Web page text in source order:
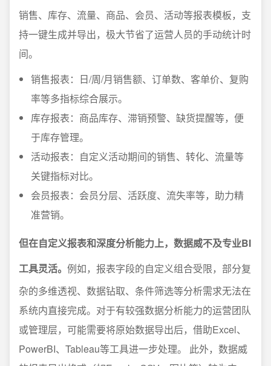
销售、库存、流量、商品、会员、活动等报表模板，支
持一键生成并导出，极大节省了运营人员的手动统计时
间。
销售报表：日/周/月销售额、订单数、客单价、复购
率等多指标综合展示。
库存报表：商品库存、滞销预警、缺货提醒等，便
于库存管理。
活动报表：自定义活动期间的销售、转化、流量等
关键指标对比。
会员报表：会员分层、活跃度、流失率等，助力精
准营销。
但在自定义报表和深度分析能力上，数据威不及专业BI
工具灵活。 例如，报表字段的自定义组合受限，部分复
杂的多维透视、数据钻取、条件筛选等分析需求无法在
系统内直接完成。对于有较强数据分析能力的运营团队
或管理层，可能需要将原始数据导出后，借助Excel、
PowerBI、Tableau等工具进一步处理。 此外，数据威